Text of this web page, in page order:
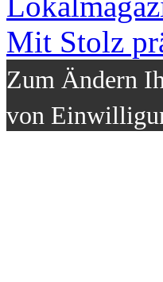
Mit Stolz
Zum Ändern
von